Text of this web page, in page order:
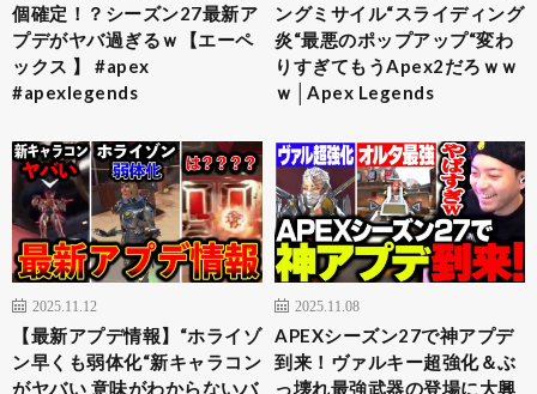
個確定！？シーズン27最新ア
プデがヤバ過ぎるｗ【エーペ
ックス 】 #apex
#apexlegends
ングミサイル“スライディング
炎“最悪のポップアップ“変わ
りすぎてもうApex2だろｗｗ
ｗ│Apex Legends
2025.11.12
【最新アプデ情報】“ホライゾ
ン早くも弱体化“新キャラコン
がヤバい 意味がわからないバ
2025.11.08
APEXシーズン27で神アプデ
到来！ヴァルキー超強化＆ぶ
っ壊れ最強武器の登場に大興